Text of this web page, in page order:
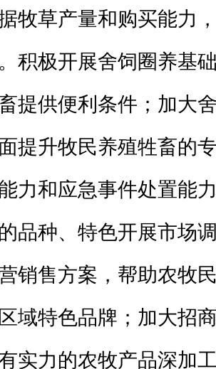
牧草产量和购买能力
积极开展舍饲圈养基
提供便利条件；加大
提升牧民养殖牲畜的
力和应急事件处置能
品种、特色开展市场
销售方案，帮助农牧
域特色品牌；加大招
实力的农牧产品深加